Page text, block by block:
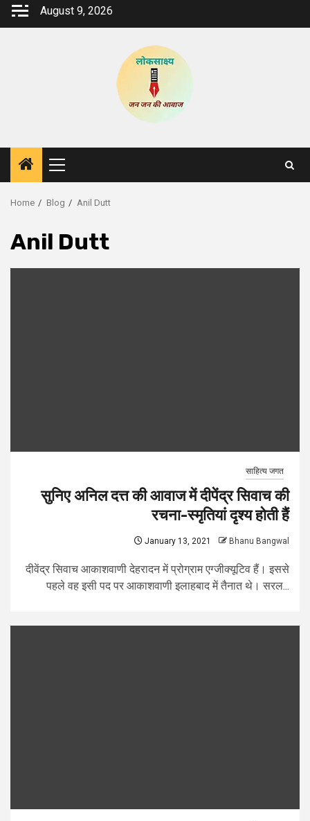
Skip
August 9, 2026
Primary
Menu
Home Blog Anil Dutt
Anil Dutt
साहित्य जगत
सुनिए अनिल दत्त की आवाज में दीपेंद्र सिवाच की
रचना-स्मृतियां दृश्य होती हैं
January 13, 2021 Bhanu Bangwal
दीवेंद्र सिवाच आकाशवाणी देहरादन में प्रोग्राम एग्जीक्यूटिव हैं। इससे
पहले वह इसी पद पर आकाशवाणी इलाहबाद में तैनात थे। सरल...